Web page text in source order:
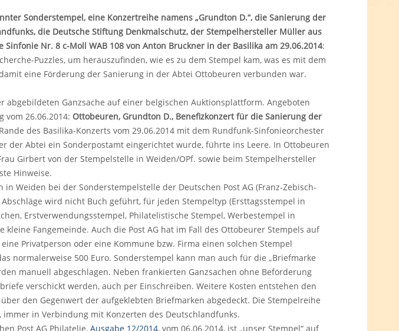
Sonderstempel, eine Konzertreihe namens „Grundton D.“, die Sanierung der
die Deutsche Stiftung Denkmalschutz, der Stempelhersteller Müller aus
Nr. 8 c-Moll WAB 108 von Anton Bruckner in der Basilika am 29.06.2014:
Puzzles, um herauszufinden, wie es zu dem Stempel kam, was es mit dem
eine Förderung der Sanierung in der Abtei Ottobeuren verbunden war.
abgebildeten Ganzsache auf einer belgischen Auktionsplattform. Angeboten
26.06.2014: Ottobeuren, Grundton D., Benefizkonzert für die Sanierung der
des Basilika-Konzerts vom 29.06.2014 mit dem Rundfunk-Sinfonieorchester
der Abtei ein Sonderpostamt eingerichtet wurde, führte ins Leere. In Ottobeuren
Girbert von der Stempelstelle in Weiden/OPf. sowie beim Stempelhersteller
Hinweise.
Weiden bei der Sonderstempelstelle der Deutschen Post AG (Franz-Zebisch-
wird nicht Buch geführt, für jeden Stempeltyp (Ersttagsstempel in
Erstverwendungsstempel, Philatelistische Stempel, Werbestempel in
kleine Fangemeinde. Auch die Post AG hat im Fall des Ottobeurer Stempels auf
Privatperson oder eine Kommune bzw. Firma einen solchen Stempel
normalerweise 500 Euro. Sonderstempel kann man auch für die „Briefmarke
manuell abgeschlagen. Neben frankierten Ganzsachen ohne Beförderung
verschickt werden, auch per Einschreiben. Weitere Kosten entstehen den
den Gegenwert der aufgeklebten Briefmarken abgedeckt. Die Stempelreihe
immer in Verbindung mit Konzerten des Deutschlandfunks.
Post AG Philatelie, Ausgabe 12/2014, vom 06.06.2014, ist „unser Stempel“ auf